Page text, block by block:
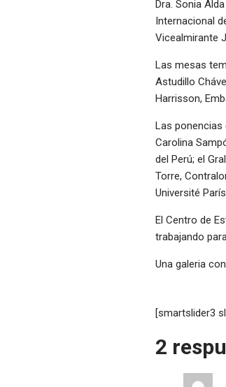
Dra. Sonia
Internacional
Vicealmirante
Las mesas
Astudillo
Harrisson,
Las ponencias
Carolina
del Perú; el
Torre,
Université
El Centro de
trabajando
Una galeria
[smartslider3
2